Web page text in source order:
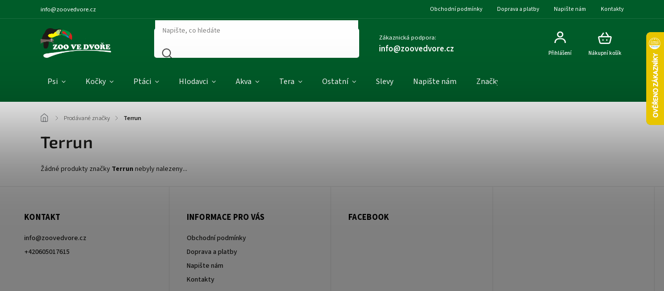
info@zoovedvore.cz Obchodní podmínky Doprava a platby Napište nám Kontakty
Zákaznická podpora:
info@zoovedvore.cz Nákupní košík
Přihlášení
Psi Kočky Ptáci Hlodavci Akva Tera Ostatní Slevy Napište nám Značky
/ Prodávané značky / Terrun
Terrun
Žádné produkty značky Terrun nebyly nalezeny...
KONTAKT
info@zoovedvore.cz
+420605017615
INFORMACE PRO VÁS
Obchodní podmínky
Doprava a platby
Napište nám
Kontakty
FACEBOOK